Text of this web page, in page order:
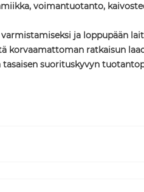
voimantuotanto,
ja loppupään
korvaamattoman ratkaisun
suorituskyvyn